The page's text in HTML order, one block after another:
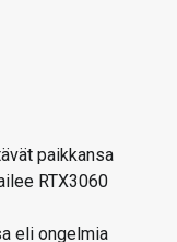
paikkansa
RTX3060
eli ongelmia